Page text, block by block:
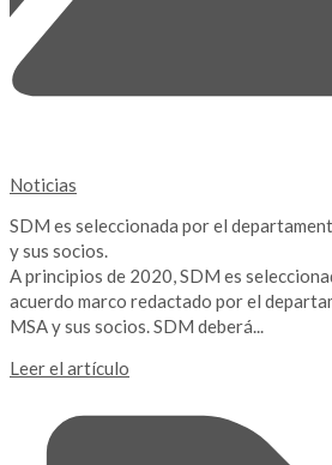
Noticias
SDM es seleccionada por el
y sus socios.
A principios de 2020, SDM es
acuerdo marco redactado por el
MSA y sus socios. SDM deberá...
Leer el artículo